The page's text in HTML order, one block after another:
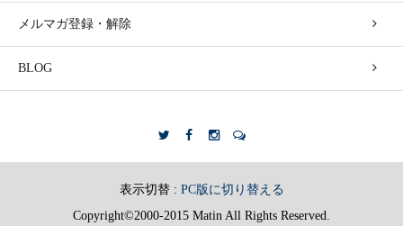
メルマガ登録・解除
BLOG
表示切替 : PC版に切り替える
Copyright©2000-2015 Matin All Rights Reserved.